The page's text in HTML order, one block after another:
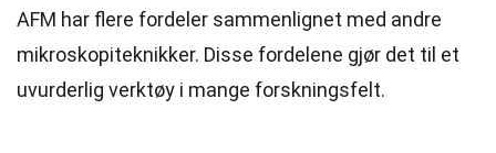
AFM har flere fordeler sammenlignet med andre
mikroskopiteknikker. Disse fordelene gjør det til et
uvurderlig verktøy i mange forskningsfelt.